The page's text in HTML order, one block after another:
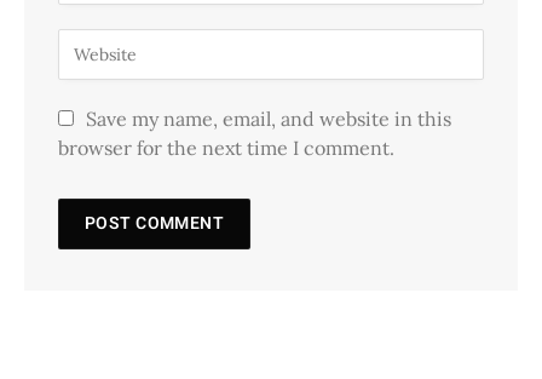
Save my name, email, and website in this
browser for the next time I comment.